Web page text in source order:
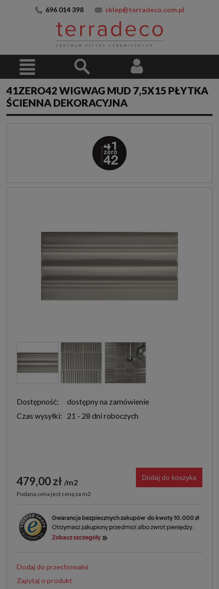
696 014 398 sklep@terradeco.com.pl
41ZERO42 WIGWAG MUD 7,5X15 PŁYTKA
ŚCIENNA DEKORACYJNA
Dostępność:
dostępny na zamówienie
Czas wysyłki:
21 - 28 dni roboczych
479,00 zł m2
Podana cena jest ceną za m2
Dodaj do koszyka
Dodaj do przechowalni
Zapytaj o produkt